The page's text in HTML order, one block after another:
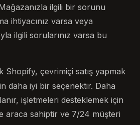
ilgili bir sorunu
ihtiyacınız varsa veya
ilgili sorularınız varsa bu
Shopify, çevrimiçi satış yapmak
daha iyi bir seçenektir. Daha
işletmeleri desteklemek için
araca sahiptir ve 7/24 müşteri